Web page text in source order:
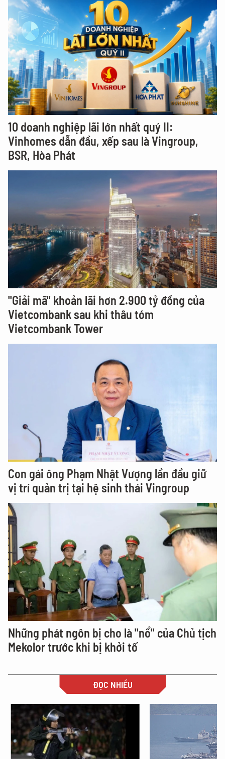
10 doanh nghiệp lãi lớn nhất quý II:
Vinhomes dẫn đầu, xếp sau là Vingroup,
BSR, Hòa Phát
"Giải mã" khoản lãi hơn 2.900 tỷ đồng của
Vietcombank sau khi thâu tóm
Vietcombank Tower
Con gái ông Phạm Nhật Vượng lần đầu giữ
vị trí quản trị tại hệ sinh thái Vingroup
Những phát ngôn bị cho là "nổ" của Chủ tịch
Mekolor trước khi bị khởi tố
ĐỌC NHIỀU